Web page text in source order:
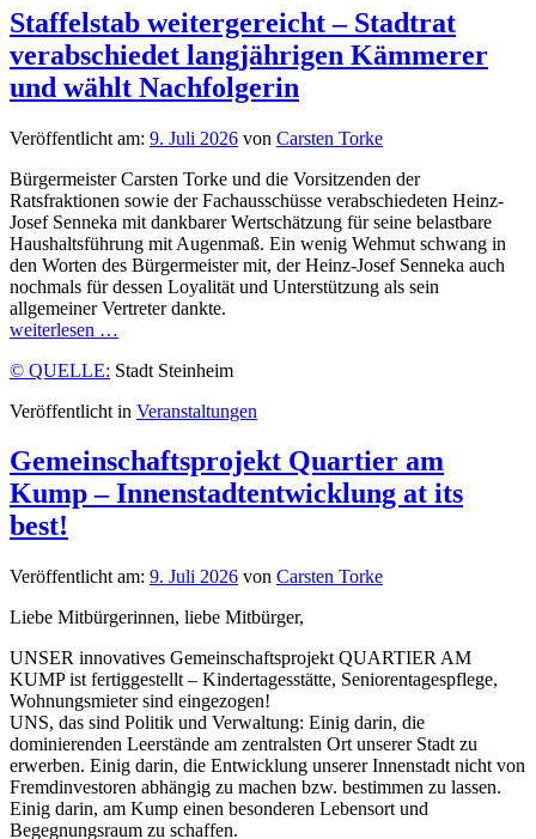
Staffelstab weitergereicht – Stadtrat
verabschiedet langjährigen Kämmerer
und wählt Nachfolgerin
Veröffentlicht am: 9. Juli 2026 von Carsten Torke
Bürgermeister Carsten Torke und die Vorsitzenden der
Ratsfraktionen sowie der Fachausschüsse verabschiedeten Heinz-
Josef Senneka mit dankbarer Wertschätzung für seine belastbare
Haushaltsführung mit Augenmaß. Ein wenig Wehmut schwang in
den Worten des Bürgermeister mit, der Heinz-Josef Senneka auch
nochmals für dessen Loyalität und Unterstützung als sein
allgemeiner Vertreter dankte.
weiterlesen …
© QUELLE: Stadt Steinheim
Veröffentlicht in Veranstaltungen
Gemeinschaftsprojekt Quartier am
Kump – Innenstadtentwicklung at its
best!
Veröffentlicht am: 9. Juli 2026 von Carsten Torke
Liebe Mitbürgerinnen, liebe Mitbürger,
UNSER innovatives Gemeinschaftsprojekt QUARTIER AM
KUMP ist fertiggestellt – Kindertagesstätte, Seniorentagespflege,
Wohnungsmieter sind eingezogen!
UNS, das sind Politik und Verwaltung: Einig darin, die
dominierenden Leerstände am zentralsten Ort unserer Stadt zu
erwerben. Einig darin, die Entwicklung unserer Innenstadt nicht von
Fremdinvestoren abhängig zu machen bzw. bestimmen zu lassen.
Einig darin, am Kump einen besonderen Lebensort und
Begegnungsraum zu schaffen.